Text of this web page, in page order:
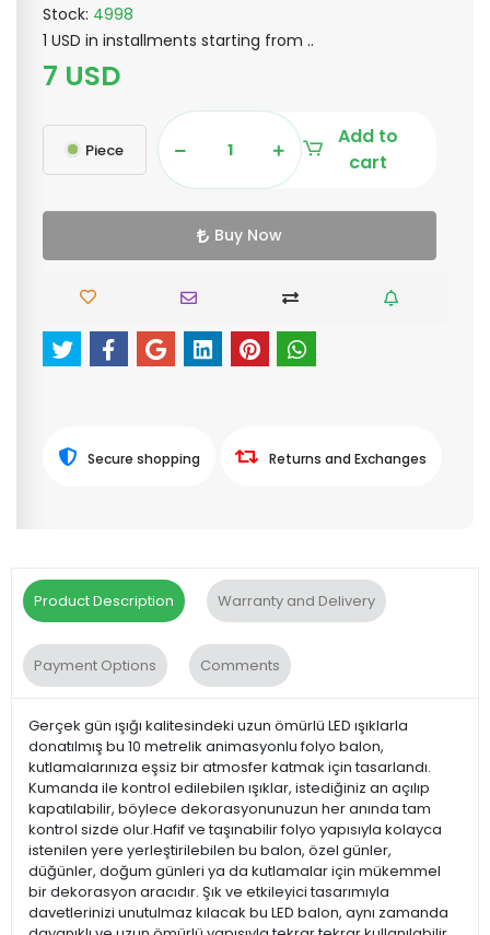
Stock: 4998
1 USD in installments starting from ..
7 USD
Piece
Add to
cart
Buy Now
Secure shopping Returns and Exchanges
Product Description Warranty and Delivery
Payment Options Comments
Gerçek gün ışığı kalitesindeki uzun ömürlü LED ışıklarla
donatılmış bu 10 metrelik animasyonlu folyo balon,
kutlamalarınıza eşsiz bir atmosfer katmak için tasarlandı.
Kumanda ile kontrol edilebilen ışıklar, istediğiniz an açılıp
kapatılabilir, böylece dekorasyonunuzun her anında tam
kontrol sizde olur.Hafif ve taşınabilir folyo yapısıyla kolayca
istenilen yere yerleştirilebilen bu balon, özel günler,
düğünler, doğum günleri ya da kutlamalar için mükemmel
bir dekorasyon aracıdır. Şık ve etkileyici tasarımıyla
davetlerinizi unutulmaz kılacak bu LED balon, aynı zamanda